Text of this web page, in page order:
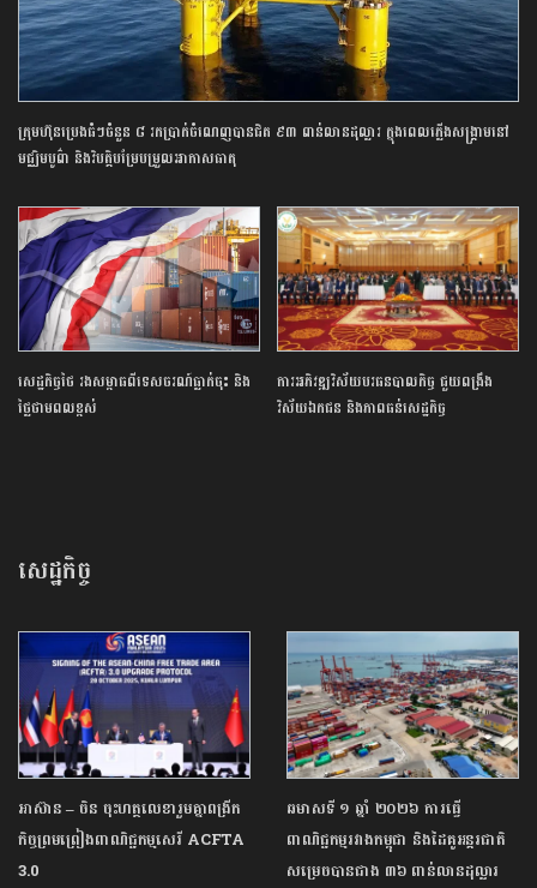
ក្រុមហ៊ុនប្រេងធំៗចំនួន ៨ រកប្រាក់ចំណេញបានជិត ៩៣ ពាន់លានដុល្លារ ក្នុងពេលភ្លើងសង្គ្រាមនៅ
មជ្ឈិមបូព៌ា និងវិបត្តិបម្រែបម្រួលអាកាសធាតុ
សេដ្ឋកិច្ច​ថៃ​ រង​សម្ពាធ​ពី​ទេសចរណ៍​ធ្លាក់ចុះ​ និង​
ថ្លៃ​ថាមពល​ខ្ពស់​
ការ​អភិវឌ្ឍ​វិស័យ​បរធន​បាលកិច្ច ​ជួយ​ពង្រឹង​
វិស័យ​ឯកជន ​និង​ភាព​ធន់​សេដ្ឋកិច្ច​
សេដ្ឋកិច្ច
អាស៊ាន – ចិន ចុះហត្ថលេខារួមគ្នាពង្រីក
កិច្ចព្រមព្រៀងពាណិជ្ជកម្មសេរី ACFTA
3.0
ឆមាស​ទី ​១​ ​ឆ្នាំ​ ​២០២៦​ ​ការ​ធ្វើ​
ពាណិជ្ជកម្ម​រវាង​កម្ពុជា​ ​និង​ដៃគូ​អន្តរជាតិ​ ​
សម្រេចបាន​ជាង​ ​៣៦​ ​ពាន់​លាន​ដុល្លារ​